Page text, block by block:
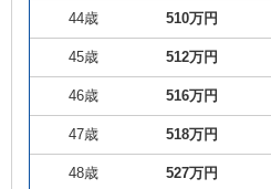
44歳 510万円
45歳 512万円
46歳 516万円
47歳 518万円
48歳 527万円